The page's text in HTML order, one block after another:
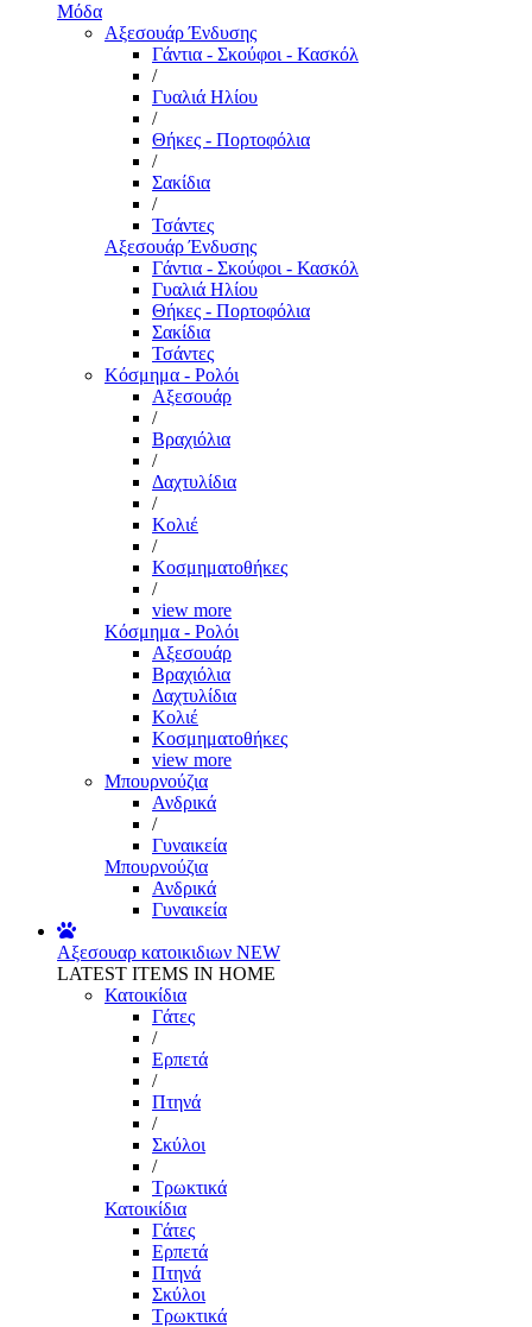
Μόδα
Αξεσουάρ Ένδυσης
Γάντια - Σκούφοι - Κασκόλ
/
Γυαλιά Ηλίου
/
Θήκες - Πορτοφόλια
/
Σακίδια
/
Τσάντες
Αξεσουάρ Ένδυσης
Γάντια - Σκούφοι - Κασκόλ
Γυαλιά Ηλίου
Θήκες - Πορτοφόλια
Σακίδια
Τσάντες
Κόσμημα - Ρολόι
Αξεσουάρ
/
Βραχιόλια
/
Δαχτυλίδια
/
Κολιέ
/
Κοσμηματοθήκες
/
view more
Κόσμημα - Ρολόι
Αξεσουάρ
Βραχιόλια
Δαχτυλίδια
Κολιέ
Κοσμηματοθήκες
view more
Μπουρνούζια
Ανδρικά
/
Γυναικεία
Μπουρνούζια
Ανδρικά
Γυναικεία
Αξεσουαρ κατοικιδιων NEW
LATEST ITEMS IN HOME
Κατοικίδια
Γάτες
/
Ερπετά
/
Πτηνά
/
Σκύλοι
/
Τρωκτικά
Κατοικίδια
Γάτες
Ερπετά
Πτηνά
Σκύλοι
Τρωκτικά